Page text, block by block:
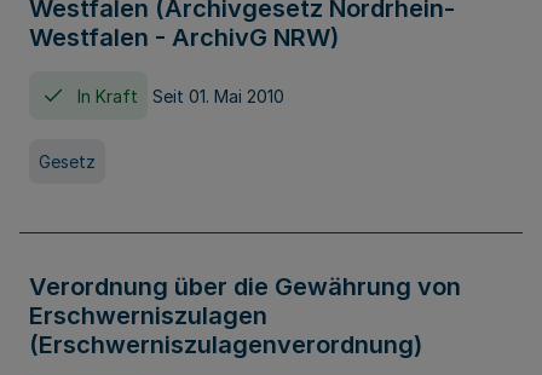
Westfalen (Archivgesetz Nordrhein-
Westfalen - ArchivG NRW)
In Kraft Seit 01. Mai 2010
Gesetz
Verordnung über die Gewährung von
Erschwerniszulagen
(Erschwerniszulagenverordnung)